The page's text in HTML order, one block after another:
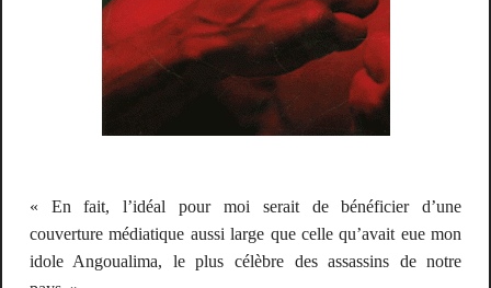
« En fait, l’idéal pour moi serait de bénéficier d’une
couverture médiatique aussi large que celle qu’avait eue mon
idole Angoualima, le plus célèbre des assassins de notre